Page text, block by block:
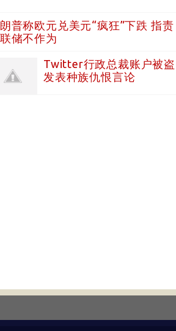
普称欧元兑美元“疯狂”下跌 指责
储不作为
Twitter行政总裁账户被盗
发表种族仇恨言论